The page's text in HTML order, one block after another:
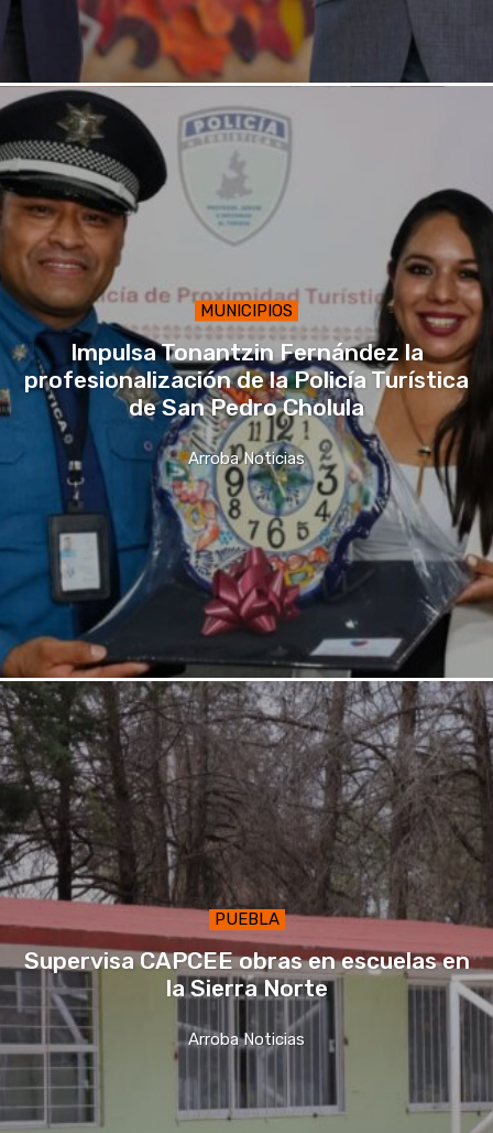
MUNICIPIOS
Impulsa Tonantzin Fernández la
profesionalización de la Policía Turística
de San Pedro Cholula
Arroba Noticias
PUEBLA
Supervisa CAPCEE obras en escuelas en
la Sierra Norte
Arroba Noticias